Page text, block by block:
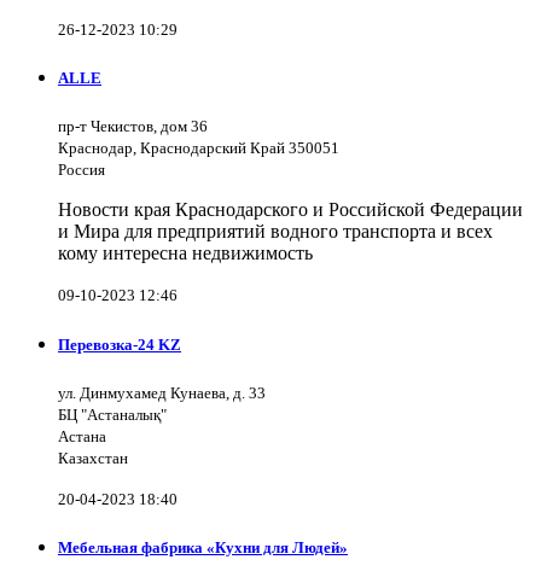
26-12-2023 10:29
ALLE
пр-т Чекистов, дом 36
Краснодар, Краснодарский Край 350051
Россия
Новости края Краснодарского и Российской Федерации
и Мира для предприятий водного транспорта и всех
кому интересна недвижимость
09-10-2023 12:46
Перевозка-24 KZ
ул. Динмухамед Кунаева, д. 33
БЦ "Астаналық"
Астана
Казахстан
20-04-2023 18:40
Мебельная фабрика «Кухни для Людей»